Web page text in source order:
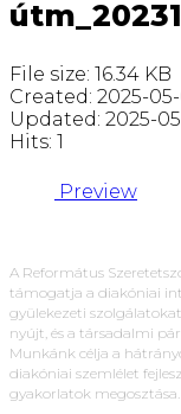
File size: 16.34 KB
Created: 2025-
Updated: 2025-
Hits: 1
Preview
A Református
támogatja a diakóniai
gyülekezeti
nyújt, és a társadalmi
Munkánk célja a
diakóniai szemlélet
gyakorlatok megosztása.